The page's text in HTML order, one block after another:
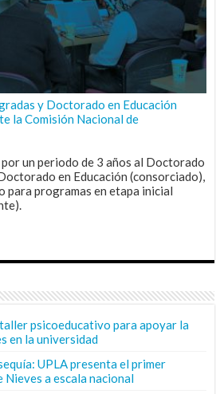
y Doctorado en Educación
la Comisión Nacional de
un periodo de 3 años al Doctorado
en Educación (consorciado),
para programas en etapa inicial
psicoeducativo para apoyar la
en la universidad
UPLA presenta el primer
a escala nacional